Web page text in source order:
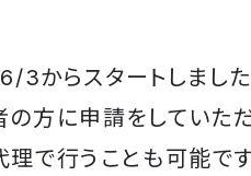
3からスタートしまし
方に申請をしていた
で行うことも可能です